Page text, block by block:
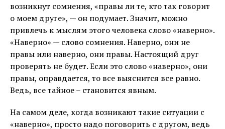
возникнут сомнения, «правы ли те, кто так говорит
о моем друге», — он подумает. Значит, можно
привлечь к мыслям этого человека слово «наверно».
«Наверно» — слово сомнения. Наверно, они не
правы или наверно, они правы. Настоящий друг
проверять не будет. Если это слово «наверно», они
правы, оправдается, то все выяснится все равно.
Ведь, все тайное – становится явным.
На самом деле, когда возникают такие ситуации с
«наверно», просто надо поговорить с другом, ведь